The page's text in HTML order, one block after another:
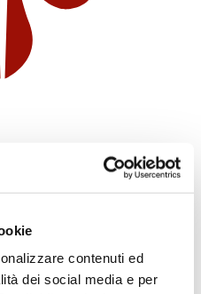
contenuti ed
dei social media e per